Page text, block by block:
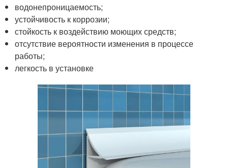
водонепроницаемость;
устойчивость к коррозии;
стойкость к воздействию моющих средств;
отсутствие вероятности изменения в процессе
работы;
легкость в установке